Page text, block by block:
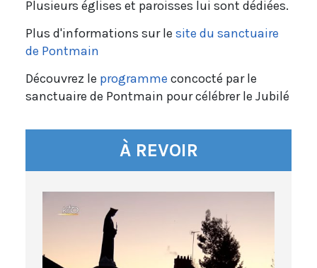
Plusieurs églises et paroisses lui sont dédiées.
Plus d'informations sur le site du sanctuaire
de Pontmain
Découvrez le programme concocté par le
sanctuaire de Pontmain pour célébrer le Jubilé
À REVOIR